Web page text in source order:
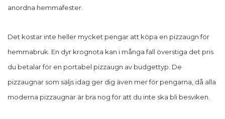
anordna hemmafester.
Det kostar inte heller mycket pengar att köpa en pizzaugn för
hemmabruk. En dyr krognota kan i många fall överstiga det pris
du betalar för en portabel pizzaugn av budgettyp. De
pizzaugnar som säljs idag ger dig även mer för pengarna, då alla
moderna pizzaugnar är bra nog för att du inte ska bli besviken.